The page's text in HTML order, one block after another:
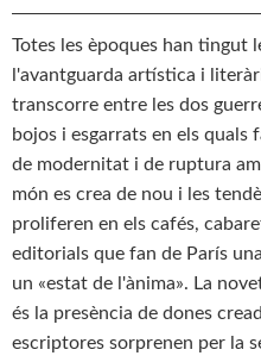
Totes les èpoques han tingut
l'avantguarda artística i
transcorre entre les dos
bojos i esgarrats en els quals
de modernitat i de ruptura
món es crea de nou i les
proliferen en els cafés,
editorials que fan de París
un «estat de l'ànima». La
és la presència de dones
escriptores sorprenen per la